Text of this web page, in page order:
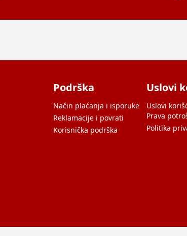
Podrška
Način plaćanja i isporuke
Reklamacije i povrati
Korisnička podrška
Uslovi
Uslovi
Prava
Politika